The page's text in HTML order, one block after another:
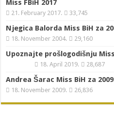
Miss FBiH 2017
21. February 2017. 33,745
Njegica Balorda Miss BiH za
18. November 2004. 29,160
Upoznajte prošlogodišnju
18. April 2019. 28,687
Andrea Šarac Miss BiH za
18. November 2009. 26,836